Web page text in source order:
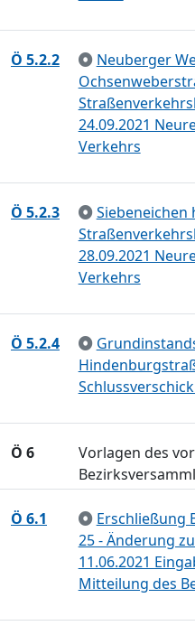
Ö 5.2.2
Neuberger
24.09.2021
Verkehrs
Ö 5.2.3
Siebeneichen
28.09.2021
Verkehrs
Ö 5.2.4
Ö 6
Vorlagen des
Ö 6.1
Erschließung
25 - Änderung
11.06.2021
Mitteilung des